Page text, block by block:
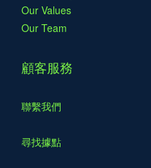
Our Values
Our Team
顧客服務
聯繫我們
尋找據點